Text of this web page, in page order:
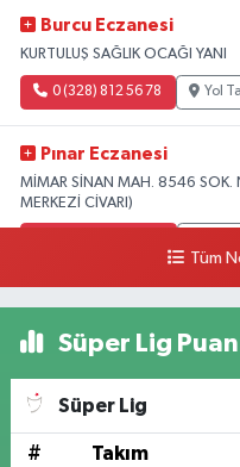
Burcu Eczanesi
KURTULUŞ SAĞLIK OCAĞI YANI
0 (328) 812 56 78 Yol
Pınar Eczanesi
MİMAR SİNAN MAH. 8546 SOK.
MERKEZİ CİVARI)
Tüm
Süper Lig
Süper Lig
# Takım